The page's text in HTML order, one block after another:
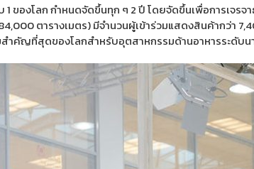
ของโลก กำหนดจัดขึ้นทุก ๆ 2 ปี โดยจัดขึ้นเพื่อการเจร
ตารางเมตร) มีจำนวนผู้เข้าร่วมแสดงสินค้ากว่า
ำคัญที่สุดของโลกสำหรับอุตสาหกรรมด้านอาหารระดับน